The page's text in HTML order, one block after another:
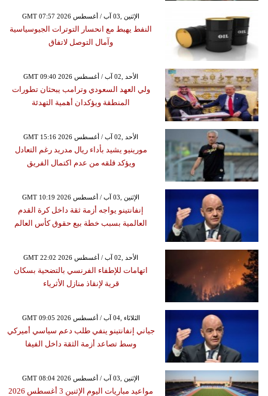
GMT 07:57 2026 الإثنين ,03 آب / أغسطس
النفط يهبط مع انحسار التوترات الجيوسياسية
وآمال التوصل لاتفاق
GMT 09:40 2026 الأحد ,02 آب / أغسطس
ولي العهد السعودي وترامب يبحثان تطورات
المنطقة ويؤكدان أهمية التهدئة
GMT 15:16 2026 الأحد ,02 آب / أغسطس
مورينيو يشيد بأداء ريال مدريد رغم التعادل
ويؤكد قلقه من عدم اكتمال الفريق
GMT 10:19 2026 الإثنين ,03 آب / أغسطس
إنفانتينو يواجه أزمة ثقة داخل كرة القدم
العالمية بسبب خطة بيع حقوق كأس العالم
GMT 22:02 2026 الأحد ,02 آب / أغسطس
اتهامات للإطفاء الفرنسي بالتضحية بسكان
قرية لإنقاذ منازل الأثرياء
GMT 09:05 2026 الثلاثاء ,04 آب / أغسطس
جياني إنفانتينو ينفي طلب دعم سياسي أميركي
وسط تصاعد أزمة الثقة داخل الفيفا
GMT 08:04 2026 الإثنين ,03 آب / أغسطس
مواعيد مباريات اليوم الإثنين 3 أغسطس 2026